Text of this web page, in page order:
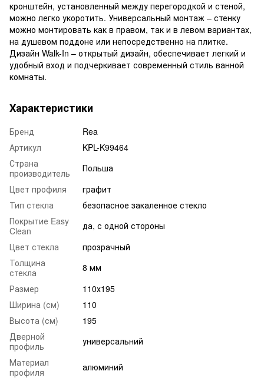
кронштейн, установленный между перегородкой и стеной,
можно легко укоротить. Универсальный монтаж – стенку
можно монтировать как в правом, так и в левом вариантах,
на душевом поддоне или непосредственно на плитке.
Дизайн Walk-In – открытый дизайн, обеспечивает легкий и
удобный вход и подчеркивает современный стиль ванной
комнаты.
Характеристики
Бренд
Rea
Артикул
KPL-K99464
Страна
производитель
Польша
Цвет профиля
графит
Тип стекла
безопасное закаленное стекло
Покрытие Easy
Clean
да, с одной стороны
Цвет стекла
прозрачный
Толщина
стекла
8 мм
Размер
110х195
Ширина (см)
110
Высота (см)
195
Дверной
профиль
универсальний
Материал
профиля
алюминий